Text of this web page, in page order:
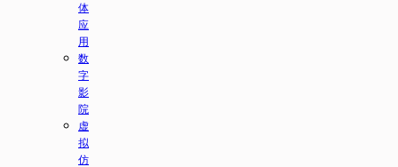
体
应
用
数
字
影
院
虚
拟
仿